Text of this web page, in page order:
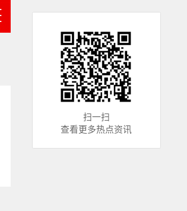
扫一扫
查看更多热点资讯